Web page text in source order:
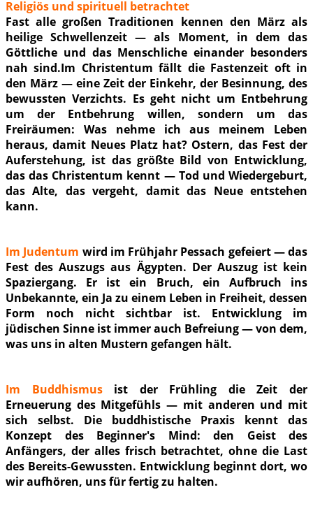
Religiös und spirituell betrachtet
Fast alle großen Traditionen kennen den März als
heilige Schwellenzeit — als Moment, in dem das
Göttliche und das Menschliche einander besonders
nah sind.Im Christentum fällt die Fastenzeit oft in
den März — eine Zeit der Einkehr, der Besinnung, des
bewussten Verzichts. Es geht nicht um Entbehrung
um der Entbehrung willen, sondern um das
Freiräumen: Was nehme ich aus meinem Leben
heraus, damit Neues Platz hat? Ostern, das Fest der
Auferstehung, ist das größte Bild von Entwicklung,
das das Christentum kennt — Tod und Wiedergeburt,
das Alte, das vergeht, damit das Neue entstehen
kann.
Im Judentum wird im Frühjahr Pessach gefeiert — das
Fest des Auszugs aus Ägypten. Der Auszug ist kein
Spaziergang. Er ist ein Bruch, ein Aufbruch ins
Unbekannte, ein Ja zu einem Leben in Freiheit, dessen
Form noch nicht sichtbar ist. Entwicklung im
jüdischen Sinne ist immer auch Befreiung — von dem,
was uns in alten Mustern gefangen hält.
Im Buddhismusist der Frühling die Zeit der
Erneuerung des Mitgefühls — mit anderen und mit
sich selbst. Die buddhistische Praxis kennt das
Konzept des Beginner's Mind: den Geist des
Anfängers, der alles frisch betrachtet, ohne die Last
des Bereits-Gewussten. Entwicklung beginnt dort, wo
wir aufhören, uns für fertig zu halten.